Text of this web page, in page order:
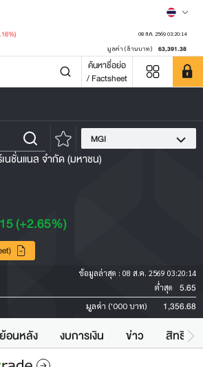
08 ส.ค. 2569 03:20:14
มูลค่า (ล้านบาท) 63,391.38
ค้นหาชื่อย่อ
/ Factsheet
MGI
นชั่นแนล จำกัด (มหาชน)
(+2.65%)
ข้อมูลล่าสุด : 08 ส.ค. 2569 03:20:14
ต่ำสุด 5.65
มูลค่า ('000 บาท) 1,356.68
อนหลัง งบการเงิน ข่าว สิทธิปร